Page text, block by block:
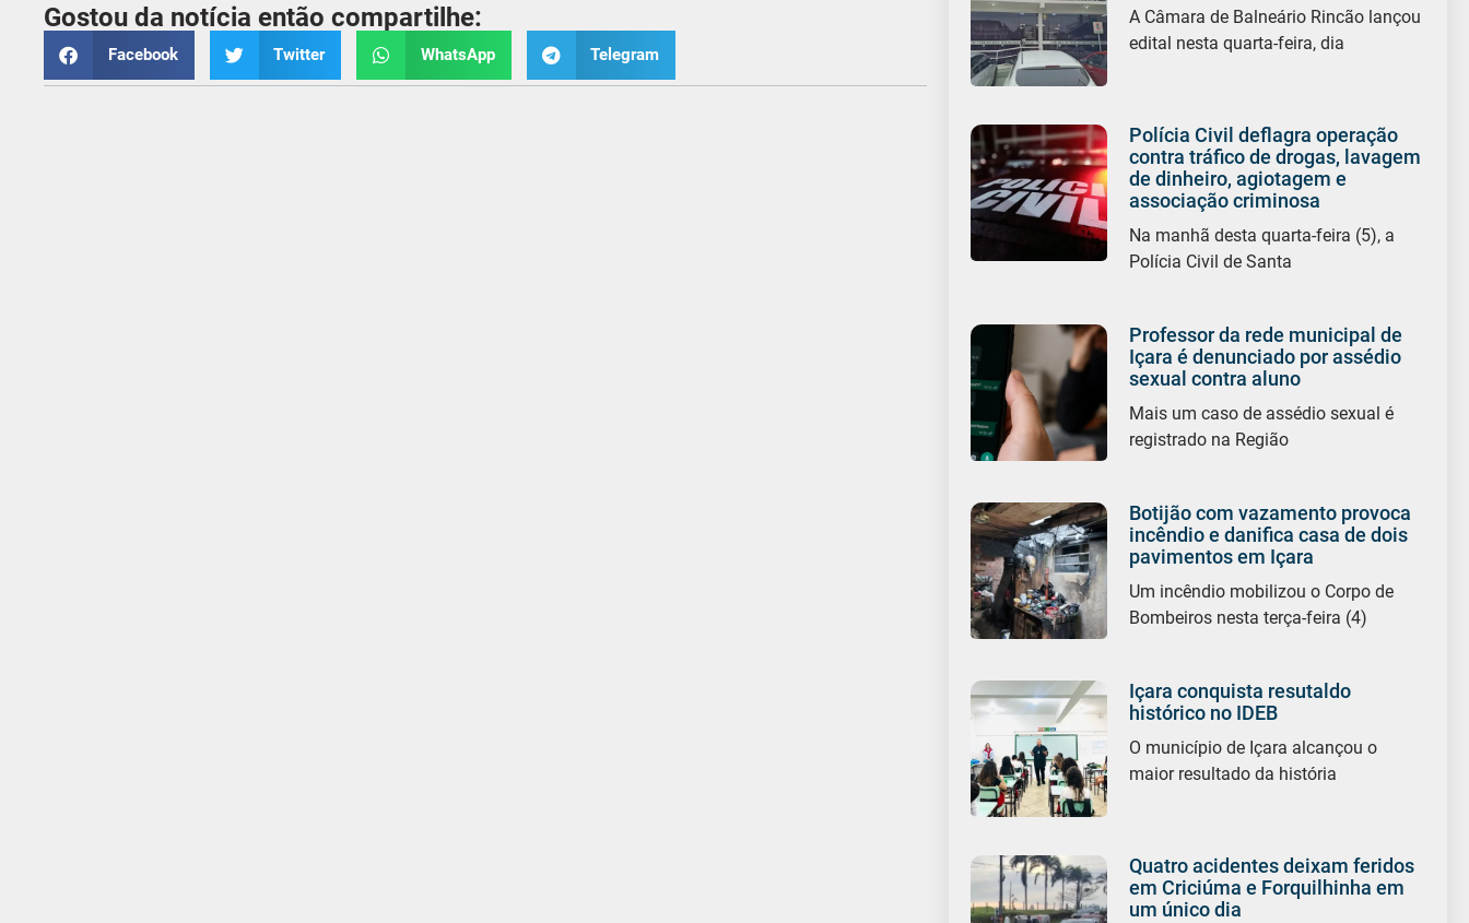
Gostou da notícia então compartilhe:
Facebook Twitter WhatsApp Telegram
A Câmara de Balneário Rincão lançou
edital nesta quarta-feira, dia
Polícia Civil deflagra operação
contra tráfico de drogas, lavagem
de dinheiro, agiotagem e
associação criminosa
Na manhã desta quarta-feira (5), a
Polícia Civil de Santa
Professor da rede municipal de
Içara é denunciado por assédio
sexual contra aluno
Mais um caso de assédio sexual é
registrado na Região
Botijão com vazamento provoca
incêndio e danifica casa de dois
pavimentos em Içara
Um incêndio mobilizou o Corpo de
Bombeiros nesta terça-feira (4)
Içara conquista resutaldo
histórico no IDEB
O município de Içara alcançou o
maior resultado da história
Quatro acidentes deixam feridos
em Criciúma e Forquilhinha em
um único dia